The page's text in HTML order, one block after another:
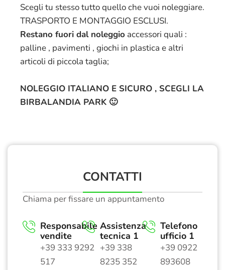
Scegli tu stesso tutto quello che vuoi noleggiare.
TRASPORTO E MONTAGGIO ESCLUSI.
Restano fuori dal noleggio accessori quali :
palline , pavimenti , giochi in plastica e altri
articoli di piccola taglia;
NOLEGGIO ITALIANO E SICURO , SCEGLI LA
BIRBALANDIA PARK 🙂
CONTATTI
Chiama per fissare un appuntamento
Responsabile
vendite
+39 333 9292
517
Assistenza
tecnica 1
+39 338
8235 352
Telefono
ufficio 1
+39 0922
893608